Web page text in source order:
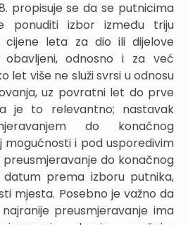
propisuje se da se putnicima
ponuditi izbor između triju
cijene leta za dio ili dijelove
obavljeni, odnosno i za već
let više ne služi svrsi u odnosu
uz povratni let do prve
je to relevantno; nastavak
do konačnog
mogućnosti i pod usporedivim
preusmjeravanje do konačnog
prema izboru putnika,
mjesta. Posebno je važno da
preusmjeravanje ima